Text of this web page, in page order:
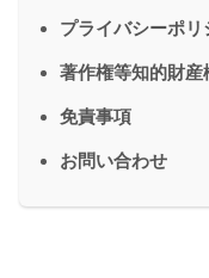
プライバシーポ
著作権等知的財産
免責事項
お問い合わせ